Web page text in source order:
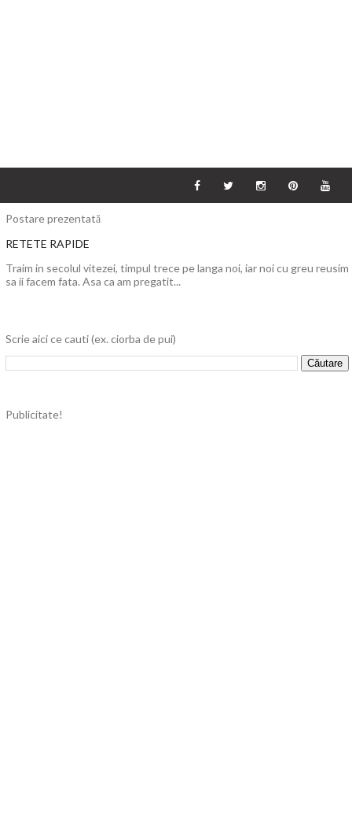
Postare prezentată
RETETE RAPIDE
Traim in secolul vitezei, timpul trece pe langa noi, iar noi cu greu reusim
sa ii facem fata. Asa ca am pregatit...
Scrie aici ce cauti (ex. ciorba de pui)
Publicitate!